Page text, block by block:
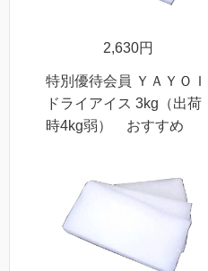
2,630円
特別優待会員 ＹＡＹＯＩ
ドライアイス 3kg（出荷
時4kg弱） おすすめ